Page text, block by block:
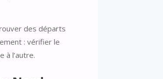
des départs
: vérifier le
à l’autre.